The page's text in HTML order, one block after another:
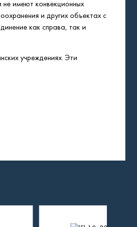
имеют конвекционных
и других объектах с
как справа, так и
учреждениях. Эти